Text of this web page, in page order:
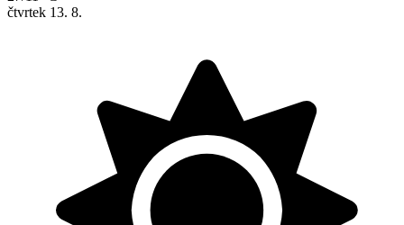
čtvrtek 13. 8.